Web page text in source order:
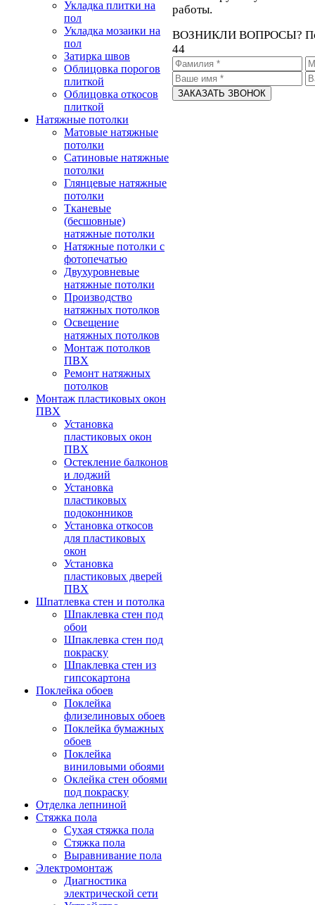
Укладка плитки на
пол
Укладка мозаики на
пол
Затирка швов
Облицовка порогов
плиткой
Облицовка откосов
плиткой
Натяжные потолки
Матовые натяжные
потолки
Сатиновые натяжные
потолки
Глянцевые натяжные
потолки
Тканевые
(бесшовные)
натяжные потолки
Натяжные потолки с
фотопечатью
Двухуровневые
натяжные потолки
Производство
натяжных потолков
Освещение
натяжных потолков
Монтаж потолков
ПВХ
Ремонт натяжных
потолков
Монтаж пластиковых окон
ПВХ
Установка
пластиковых окон
ПВХ
Остекление балконов
и лоджий
Установка
пластиковых
подоконников
Установка откосов
для пластиковых
окон
Установка
пластиковых дверей
ПВХ
Шпатлевка стен и потолка
Шпаклевка стен под
обои
Шпаклевка стен под
покраску
Шпаклевка стен из
гипсокартона
Поклейка обоев
Поклейка
флизелиновых обоев
Поклейка бумажных
обоев
Поклейка
виниловыми обоями
Оклейка стен обоями
под покраску
Отделка лепниной
Стяжка пола
Сухая стяжка пола
Стяжка пола
Выравнивание пола
Электромонтаж
Диагностика
электрической сети
работы.
ВОЗНИКЛИ ВОПРОСЫ?
44